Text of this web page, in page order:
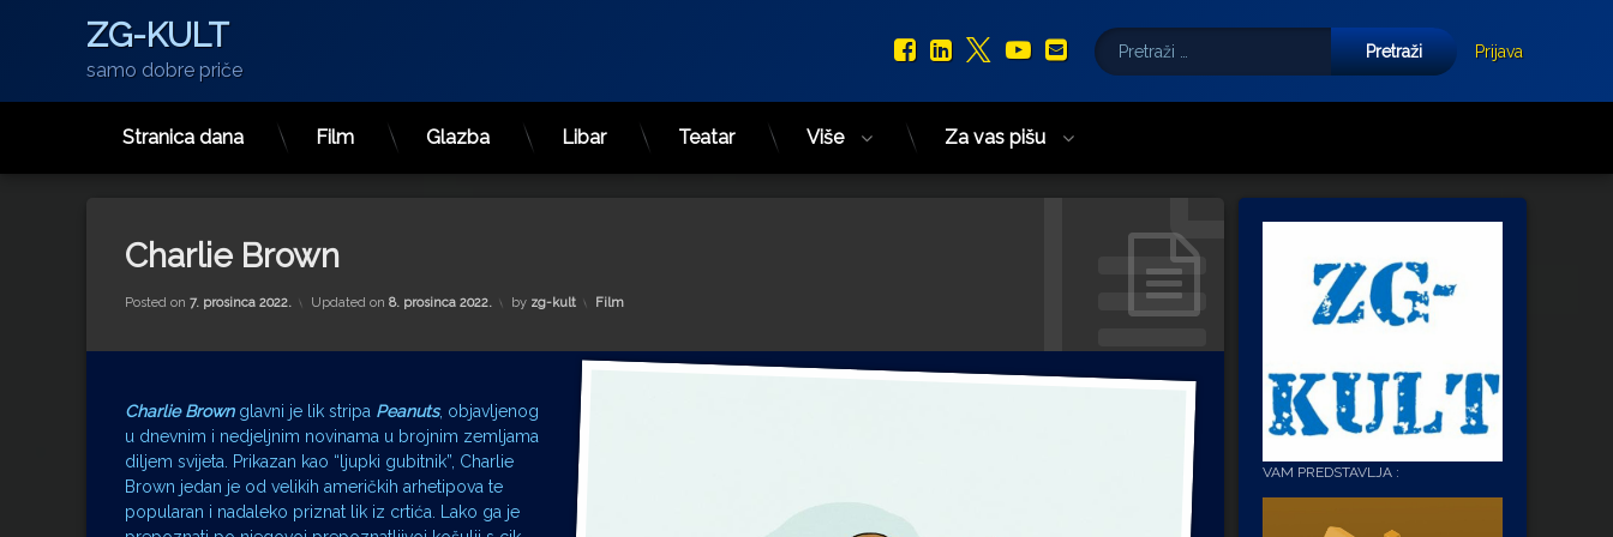
Preskoči
ZG-KULT
samo dobre priče
Facebook
LinkedIn
X.com
YouTube
E-mail
Pretraži:
Prijava
Stranica dana Film Glazba Libar Teatar Više Za vas pišu
Charlie Brown
Posted on 7. prosinca 2022. Updated on 8. prosinca 2022. by zg-kult Kategorije:
Film
Charlie Brown glavni je lik stripa Peanuts, objavljenog
u dnevnim i nedjeljnim novinama u brojnim zemljama
diljem svijeta. Prikazan kao “ljupki gubitnik”, Charlie
Brown jedan je od velikih američkih arhetipova te
popularan i nadaleko priznat lik iz crtića. Lako ga je
VAM PREDSTAVLJA :